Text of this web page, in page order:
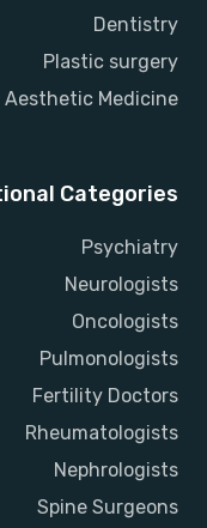
Dentistry
Plastic surgery
Aesthetic Medicine
Categories
Psychiatry
Neurologists
Oncologists
Pulmonologists
Fertility Doctors
Rheumatologists
Nephrologists
Spine Surgeons